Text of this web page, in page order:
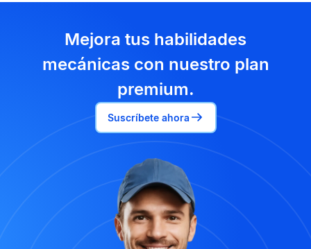
Mejora tus habilidades
mecánicas con nuestro plan
premium.
Suscríbete ahora